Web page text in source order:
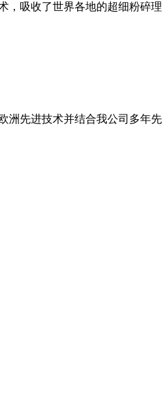
吸收了世界各地的超细粉碎
先进技术并结合我公司多年